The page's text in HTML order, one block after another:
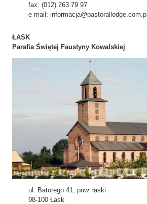
fax: (012) 263 79 97
e-mail: informacja@pastorallodge.com.pl
ŁASK
Parafia Świętej Faustyny Kowalskiej
ul. Batorego 41, pow. łaski
98-100 Łask